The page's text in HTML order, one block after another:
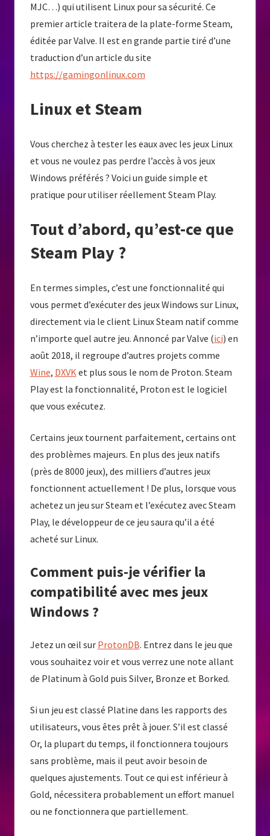
MJC…) qui utilisent Linux pour sa sécurité. Ce
premier article traitera de la plate-forme Steam,
éditée par Valve. Il est en grande partie tiré d’une
traduction d’un article du site
https://gamingonlinux.com
Linux et Steam
Vous cherchez à tester les eaux avec les jeux Linux
et vous ne voulez pas perdre l’accès à vos jeux
Windows préférés ? Voici un guide simple et
pratique pour utiliser réellement Steam Play.
Tout d’abord, qu’est-ce que
Steam Play ?
En termes simples, c’est une fonctionnalité qui
vous permet d’exécuter des jeux Windows sur Linux,
directement via le client Linux Steam natif comme
n’importe quel autre jeu. Annoncé par Valve (ici) en
août 2018, il regroupe d’autres projets comme
Wine, DXVKet plus sous le nom de Proton. Steam
Play est la fonctionnalité, Proton est le logiciel
que vous exécutez.
Certains jeux tournent parfaitement, certains ont
des problèmes majeurs. En plus des jeux natifs
(près de 8000 jeux), des milliers d’autres jeux
fonctionnent actuellement ! De plus, lorsque vous
achetez un jeu sur Steam et l’exécutez avec Steam
Play, le développeur de ce jeu saura qu’il a été
acheté sur Linux.
Comment puis-je vérifier la
compatibilité avec mes jeux
Windows ?
Jetez un œil sur ProtonDB. Entrez dans le jeu que
vous souhaitez voir et vous verrez une note allant
de Platinum à Gold puis Silver, Bronze et Borked.
Si un jeu est classé Platine dans les rapports des
utilisateurs, vous êtes prêt à jouer. S’il est classé
Or, la plupart du temps, il fonctionnera toujours
sans problème, mais il peut avoir besoin de
quelques ajustements. Tout ce qui est inférieur à
Gold, nécessitera probablement un effort manuel
ou ne fonctionnera que partiellement.